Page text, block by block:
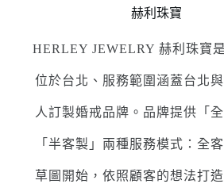
赫利珠寶
HERLEY JEWELRY 赫利珠寶
位於台北、服務範圍涵蓋台北
人訂製婚戒品牌。品牌提供「
「半客製」兩種服務模式：全
草圖開始，依照顧客的想法打